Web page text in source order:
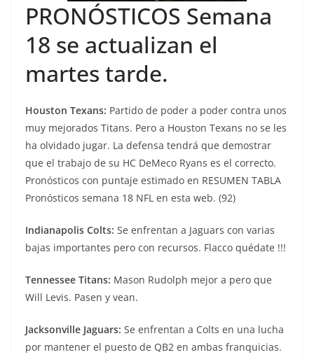
PRONÓSTICOS Semana
18 se actualizan el
martes tarde.
Houston Texans: Partido de poder a poder contra unos
muy mejorados Titans. Pero a Houston Texans no se les
ha olvidado jugar. La defensa tendrá que demostrar
que el trabajo de su HC DeMeco Ryans es el correcto.
Pronósticos con puntaje estimado en RESUMEN TABLA
Pronósticos semana 18 NFL en esta web. (92)
Indianapolis Colts: Se enfrentan a Jaguars con varias
bajas importantes pero con recursos. Flacco quédate !!!
Tennessee Titans: Mason Rudolph mejor a pero que
Will Levis. Pasen y vean.
Jacksonville Jaguars: Se enfrentan a Colts en una lucha
por mantener el puesto de QB2 en ambas franquicias.